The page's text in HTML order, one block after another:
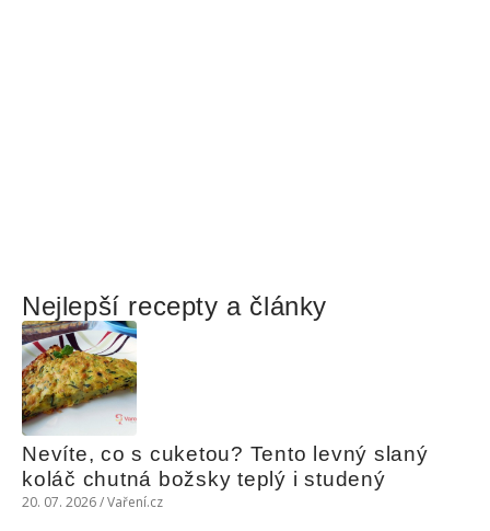
Nejlepší recepty a články
Nevíte, co s cuketou? Tento levný slaný
koláč chutná božsky teplý i studený
20. 07. 2026 / Vaření.cz